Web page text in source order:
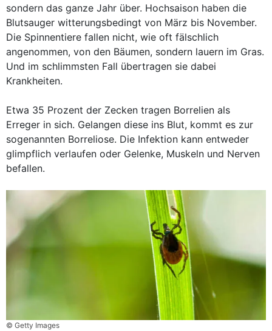
sondern das ganze Jahr über. Hochsaison haben die
Blutsauger witterungsbedingt von März bis November.
Die Spinnentiere fallen nicht, wie oft fälschlich
angenommen, von den Bäumen, sondern lauern im Gras.
Und im schlimmsten Fall übertragen sie dabei
Krankheiten.
Etwa 35 Prozent der Zecken tragen Borrelien als
Erreger in sich. Gelangen diese ins Blut, kommt es zur
sogenannten Borreliose. Die Infektion kann entweder
glimpflich verlaufen oder Gelenke, Muskeln und Nerven
befallen.
© Getty Images